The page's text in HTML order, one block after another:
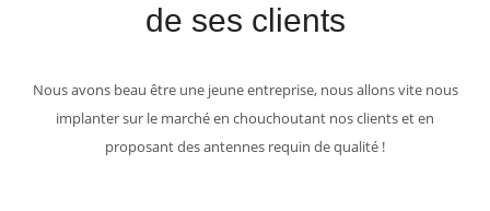
de ses clients
Nous avons beau être une jeune entreprise, nous allons vite nous
implanter sur le marché en chouchoutant nos clients et en
proposant des antennes requin de qualité !